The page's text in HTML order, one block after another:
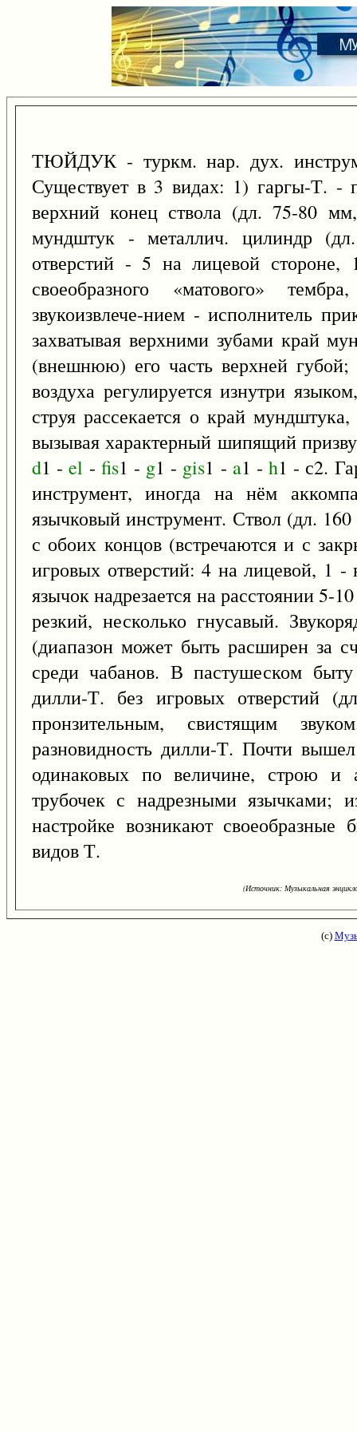
ТЮЙДУК - туркм. нар. дух.
Существует в 3 видах: 1) гаргы-Т. -
верхний конец ствола (дл. 75-80
мундштук - металлич. цилиндр
отверстий - 5 на лицевой
своеобразного «матового»
звукоизвлече-нием - исполнитель
захватывая верхними зубами край
(внешнюю) его часть верхней губой;
воздуха регулируется изнутри
струя рассекается о край
вызывая характерный шипящий
d1 -el - fis1 - g1 - gis1 - a1 -h1 - с2.
инструмент, иногда на нём
язычковый инструмент. Ствол (дл.
с обоих концов (встречаются и с
игровых отверстий: 4 на лицевой, 1
язычок надрезается на расстоянии 5-
резкий, несколько гнусавый.
(диапазон может быть расширен за
среди чабанов. В пастушеском
дилли-Т. без игровых отверстий
пронзительным, свистящим
разновидность дилли-Т. Почти
одинаковых по величине, строю и
трубочек с надрезными язычками;
настройке возникают
видов Т.
(Источник: Музыкальная
(с)